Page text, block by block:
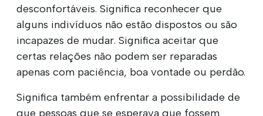
desconfortáveis. Significa reconhecer que
alguns indivíduos não estão dispostos ou são
incapazes de mudar. Significa aceitar que
certas relações não podem ser reparadas
apenas com paciência, boa vontade ou perdão.
Significa também enfrentar a possibilidade de
que pessoas que se esperava que fossem